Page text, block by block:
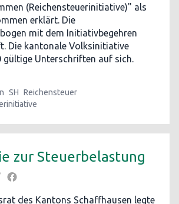
(Reichensteuerinitiative)" als
erklärt. Die
mit dem Initiativbegehren
Die kantonale Volksinitiative
gültige Unterschriften auf sich.
SH Reichensteuer
zur Steuerbelastung
des Kantons Schaffhausen legte